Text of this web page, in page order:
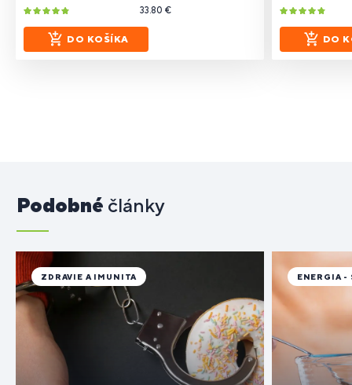
33.80 €
DO KOŠÍKA DO
Podobné články
ZDRAVIE A IMUNITA ENERGIA -